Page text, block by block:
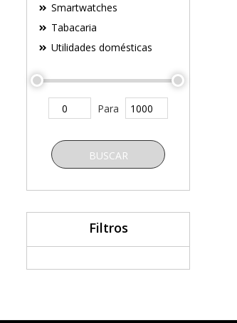
Smartwatches
Tabacaria
Utilidades domésticas
Para
BUSCAR
Filtros